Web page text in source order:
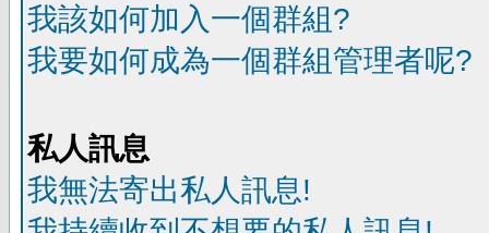
我該如何加入一個群組?
我要如何成為一個群組管理者呢?
私人訊息
我無法寄出私人訊息!